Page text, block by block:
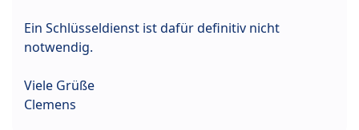
Ein Schlüsseldienst ist dafür definitiv nicht
notwendig.
Viele Grüße
Clemens